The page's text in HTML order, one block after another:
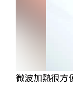
微波加熱很